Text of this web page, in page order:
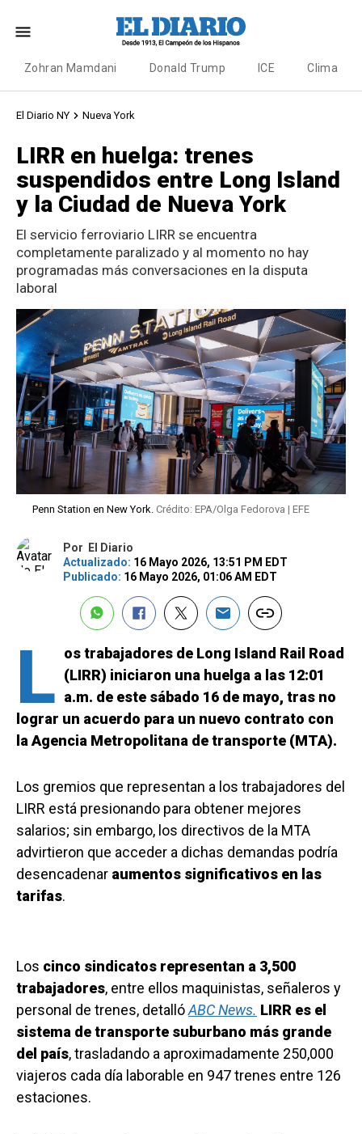
Zohran Mamdani Donald Trump ICE Clima
El Diario NY Nueva York
LIRR en huelga: trenes
suspendidos entre Long Island
y la Ciudad de Nueva York
El servicio ferroviario LIRR se encuentra
completamente paralizado y al momento no hay
programadas más conversaciones en la disputa
laboral
Penn Station en New York. Crédito: EPA/Olga Fedorova | EFE
Por
El Diario
Actualizado: 16 Mayo 2026, 13:51 PM EDT
Publicado: 16 Mayo 2026, 01:06 AM EDT
L os trabajadores de Long Island Rail Road
(LIRR) iniciaron una huelga a las 12:01
a.m. de este sábado 16 de mayo, tras no
lograr un acuerdo para un nuevo contrato con
la Agencia Metropolitana de transporte (MTA).
Los gremios que representan a los trabajadores del
LIRR está presionando para obtener mejores
salarios; sin embargo, los directivos de la MTA
advirtieron que acceder a dichas demandas podría
desencadenar aumentos significativos en las
tarifas.
Los cinco sindicatos representan a 3,500
trabajadores, entre ellos maquinistas, señaleros y
personal de trenes, detallóABC News. LIRR es el
sistema de transporte suburbano más grande
del país, trasladando a aproximadamente 250,000
viajeros cada día laborable en 947 trenes entre 126
estaciones.